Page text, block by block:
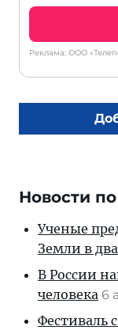
Реклама: ООО
Новости
Ученые
Земли в
В России
человека 6
Фестиваль